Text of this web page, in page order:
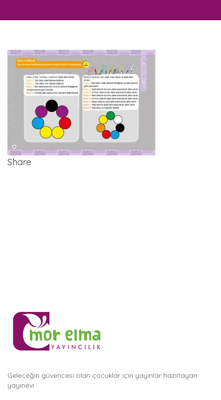
Share
Geleceğin güvencesi olan çocuklar için yayınlar hazırlayan
yayınevi